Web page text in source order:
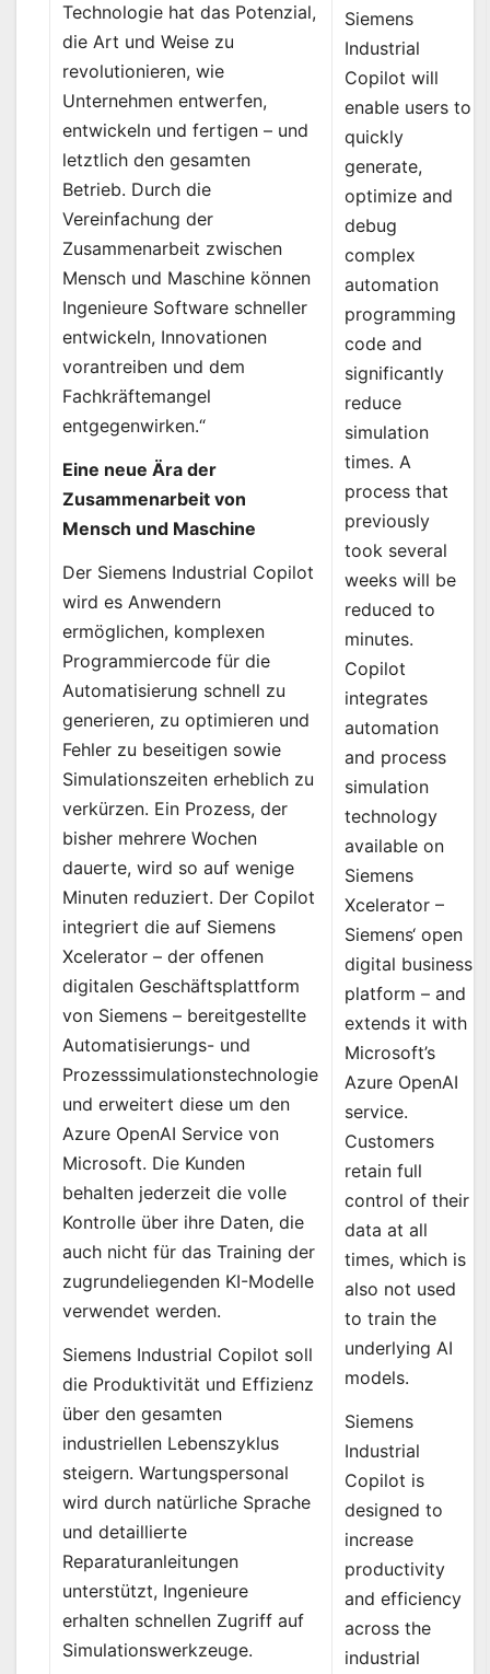
Technologie hat das Potenzial,
die Art und Weise zu
revolutionieren, wie
Unternehmen entwerfen,
entwickeln und fertigen – und
letztlich den gesamten
Betrieb. Durch die
Vereinfachung der
Zusammenarbeit zwischen
Mensch und Maschine können
Ingenieure Software schneller
entwickeln, Innovationen
vorantreiben und dem
Fachkräftemangel
entgegenwirken.“
Eine neue Ära der
Zusammenarbeit von
Mensch und Maschine
Der Siemens Industrial Copilot
wird es Anwendern
ermöglichen, komplexen
Programmiercode für die
Automatisierung schnell zu
generieren, zu optimieren und
Fehler zu beseitigen sowie
Simulationszeiten erheblich zu
verkürzen. Ein Prozess, der
bisher mehrere Wochen
dauerte, wird so auf wenige
Minuten reduziert. Der Copilot
integriert die auf Siemens
Xcelerator – der offenen
digitalen Geschäftsplattform
von Siemens – bereitgestellte
Automatisierungs- und
Prozesssimulationstechnologie
und erweitert diese um den
Azure OpenAI Service von
Microsoft. Die Kunden
behalten jederzeit die volle
Kontrolle über ihre Daten, die
auch nicht für das Training der
zugrundeliegenden KI-Modelle
verwendet werden.
Siemens Industrial Copilot soll
die Produktivität und Effizienz
über den gesamten
industriellen Lebenszyklus
steigern. Wartungspersonal
wird durch natürliche Sprache
und detaillierte
Reparaturanleitungen
unterstützt, Ingenieure
erhalten schnellen Zugriff auf
Simulationswerkzeuge.
Siemens
Industrial
Copilot will
enable users to
quickly
generate,
optimize and
debug
complex
automation
programming
code and
significantly
reduce
simulation
times. A
process that
previously
took several
weeks will be
reduced to
minutes.
Copilot
integrates
automation
and process
simulation
technology
available on
Siemens
Xcelerator –
Siemens‘ open
digital business
platform – and
extends it with
Microsoft’s
Azure OpenAI
service.
Customers
retain full
control of their
data at all
times, which is
also not used
to train the
underlying AI
models.
Siemens
Industrial
Copilot is
designed to
increase
productivity
and efficiency
across the
industrial